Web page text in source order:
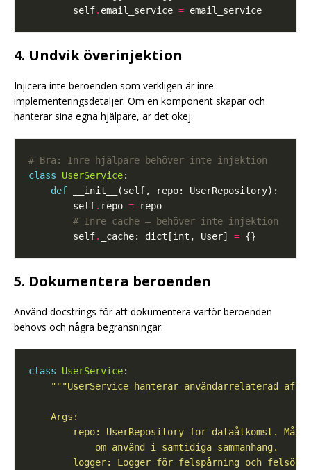
        self
. email_service =
4. Undvik överinjektion
Injicera inte beroenden som verkligen är inre
implementeringsdetaljer. Om en komponent skapar och
hanterar sina egna hjälpare, är det okej:
# Bra: Inre hjälpare behöver inte injektion
class
UserService
def
        self
. repo =
# Inre cache – behöver inte injektion
        self
. _cache: dict[int, User] =
5. Dokumentera beroenden
Använd docstrings för att dokumentera varför beroenden
behövs och några begränsningar:
class UserService